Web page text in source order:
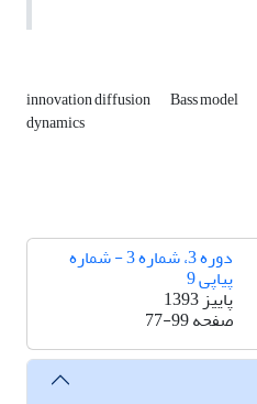
innovation diffusion Bass model
dynamics
دوره 3، شماره 3 - شماره
پیاپی 9
پاییز 1393
صفحه77-99